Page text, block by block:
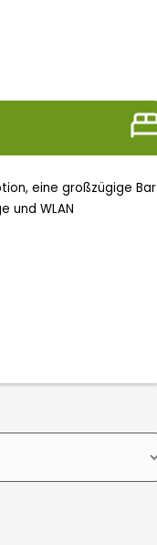
eine großzügige Bar
und WLAN